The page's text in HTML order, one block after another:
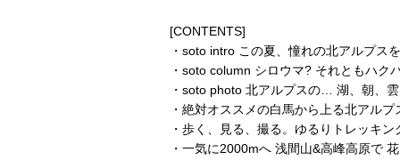
[CONTENTS]
・soto intro この夏、憧れの北アルプス
・soto column シロウマ? それともハク
・soto photo 北アルプスの… 湖、朝、
・絶対オススメの白馬から上る北アルプ
・歩く、見る、撮る。ゆるりトレッキ
・一気に2000mへ 浅間山&高峰高原で